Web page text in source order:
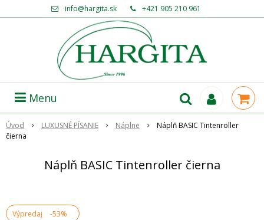
info@hargita.sk +421 905 210 961
Menu
Úvod LUXUSNÉ PÍSANIE Náplne
Náplň BASIC Tintenroller
čierna
Náplň BASIC Tintenroller čierna
Výpredaj -53%